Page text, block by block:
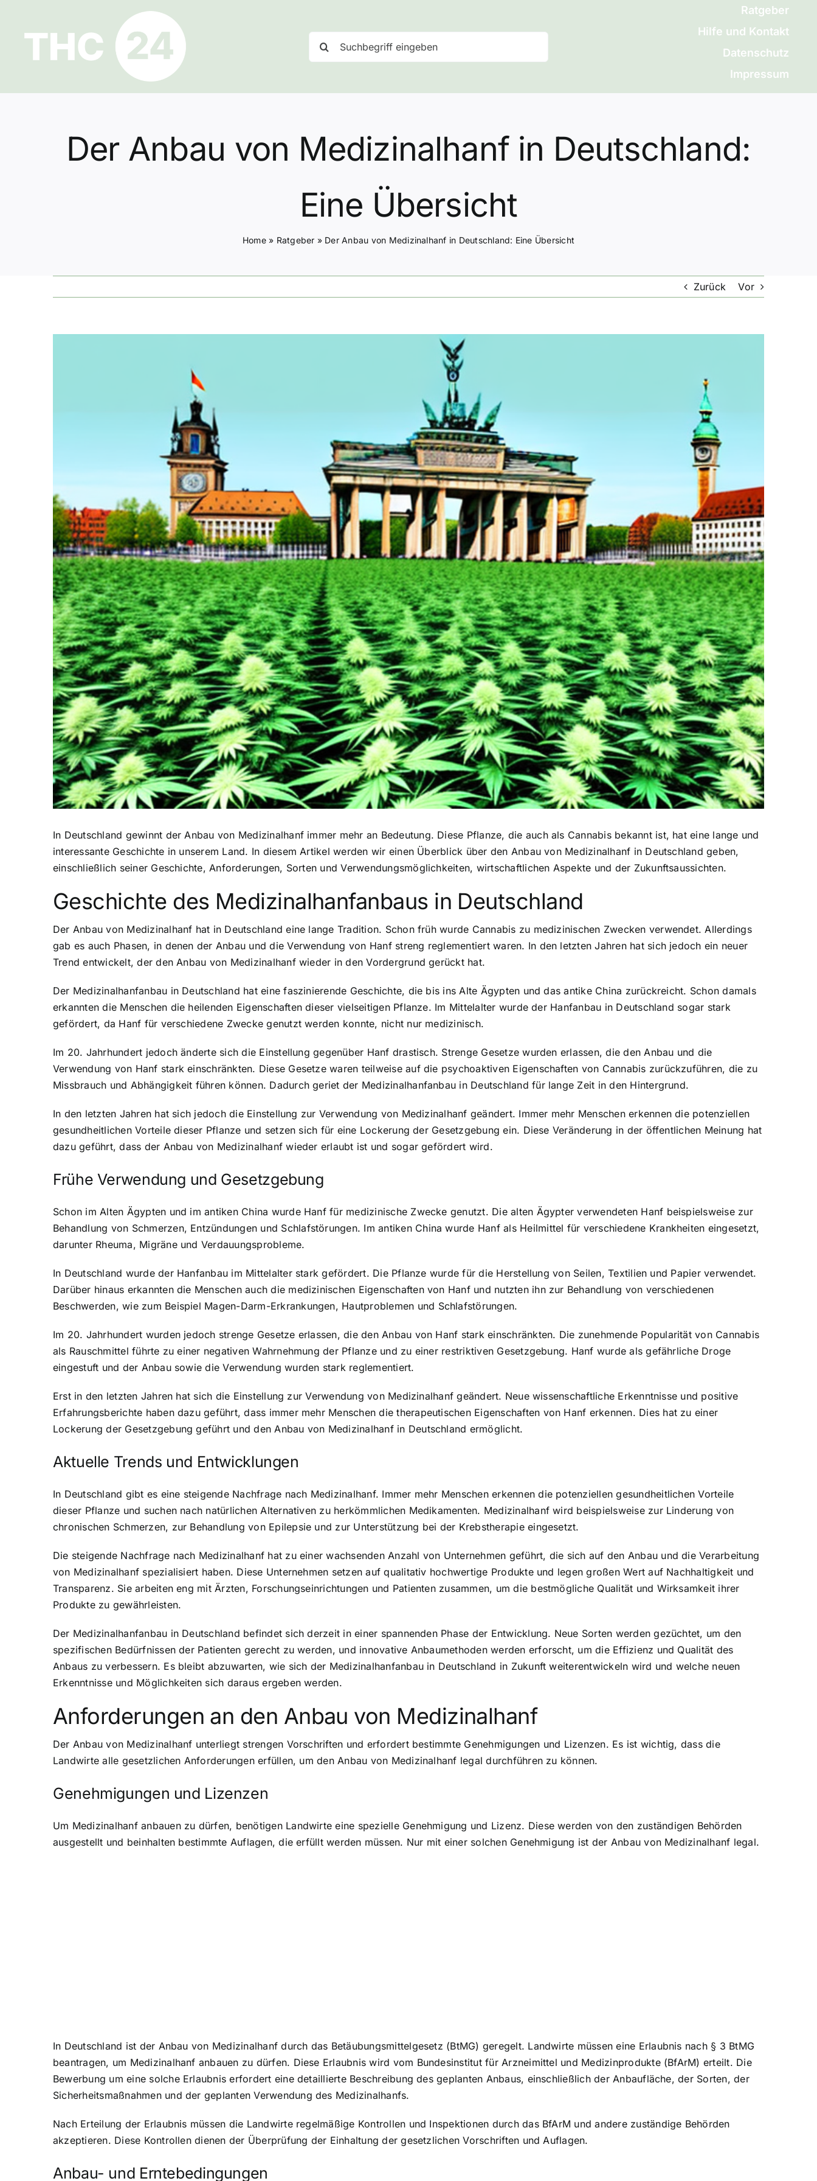
springen
nach:
Ratgeber
Hilfe und Kontakt
Datenschutz
Impressum
Der Anbau von Medizinalhanf in Deutschland:
Eine Übersicht
Home» Ratgeber » Der Anbau von Medizinalhanf in Deutschland: Eine Übersicht
Zurück Vor
In Deutschland gewinnt der Anbau von Medizinalhanf immer mehr an Bedeutung. Diese Pflanze, die auch als Cannabis bekannt ist, hat eine lange und
interessante Geschichte in unserem Land. In diesem Artikel werden wir einen Überblick über den Anbau von Medizinalhanf in Deutschland geben,
einschließlich seiner Geschichte, Anforderungen, Sorten und Verwendungsmöglichkeiten, wirtschaftlichen Aspekte und der Zukunftsaussichten.
Geschichte des Medizinalhanfanbaus in Deutschland
Der Anbau von Medizinalhanf hat in Deutschland eine lange Tradition. Schon früh wurde Cannabis zu medizinischen Zwecken verwendet. Allerdings
gab es auch Phasen, in denen der Anbau und die Verwendung von Hanf streng reglementiert waren. In den letzten Jahren hat sich jedoch ein neuer
Trend entwickelt, der den Anbau von Medizinalhanf wieder in den Vordergrund gerückt hat.
Der Medizinalhanfanbau in Deutschland hat eine faszinierende Geschichte, die bis ins Alte Ägypten und das antike China zurückreicht. Schon damals
erkannten die Menschen die heilenden Eigenschaften dieser vielseitigen Pflanze. Im Mittelalter wurde der Hanfanbau in Deutschland sogar stark
gefördert, da Hanf für verschiedene Zwecke genutzt werden konnte, nicht nur medizinisch.
Im 20. Jahrhundert jedoch änderte sich die Einstellung gegenüber Hanf drastisch. Strenge Gesetze wurden erlassen, die den Anbau und die
Verwendung von Hanf stark einschränkten. Diese Gesetze waren teilweise auf die psychoaktiven Eigenschaften von Cannabis zurückzuführen, die zu
Missbrauch und Abhängigkeit führen können. Dadurch geriet der Medizinalhanfanbau in Deutschland für lange Zeit in den Hintergrund.
In den letzten Jahren hat sich jedoch die Einstellung zur Verwendung von Medizinalhanf geändert. Immer mehr Menschen erkennen die potenziellen
gesundheitlichen Vorteile dieser Pflanze und setzen sich für eine Lockerung der Gesetzgebung ein. Diese Veränderung in der öffentlichen Meinung hat
dazu geführt, dass der Anbau von Medizinalhanf wieder erlaubt ist und sogar gefördert wird.
Frühe Verwendung und Gesetzgebung
Schon im Alten Ägypten und im antiken China wurde Hanf für medizinische Zwecke genutzt. Die alten Ägypter verwendeten Hanf beispielsweise zur
Behandlung von Schmerzen, Entzündungen und Schlafstörungen. Im antiken China wurde Hanf als Heilmittel für verschiedene Krankheiten eingesetzt,
darunter Rheuma, Migräne und Verdauungsprobleme.
In Deutschland wurde der Hanfanbau im Mittelalter stark gefördert. Die Pflanze wurde für die Herstellung von Seilen, Textilien und Papier verwendet.
Darüber hinaus erkannten die Menschen auch die medizinischen Eigenschaften von Hanf und nutzten ihn zur Behandlung von verschiedenen
Beschwerden, wie zum Beispiel Magen-Darm-Erkrankungen, Hautproblemen und Schlafstörungen.
Im 20. Jahrhundert wurden jedoch strenge Gesetze erlassen, die den Anbau von Hanf stark einschränkten. Die zunehmende Popularität von Cannabis
als Rauschmittel führte zu einer negativen Wahrnehmung der Pflanze und zu einer restriktiven Gesetzgebung. Hanf wurde als gefährliche Droge
eingestuft und der Anbau sowie die Verwendung wurden stark reglementiert.
Erst in den letzten Jahren hat sich die Einstellung zur Verwendung von Medizinalhanf geändert. Neue wissenschaftliche Erkenntnisse und positive
Erfahrungsberichte haben dazu geführt, dass immer mehr Menschen die therapeutischen Eigenschaften von Hanf erkennen. Dies hat zu einer
Lockerung der Gesetzgebung geführt und den Anbau von Medizinalhanf in Deutschland ermöglicht.
Aktuelle Trends und Entwicklungen
In Deutschland gibt es eine steigende Nachfrage nach Medizinalhanf. Immer mehr Menschen erkennen die potenziellen gesundheitlichen Vorteile
dieser Pflanze und suchen nach natürlichen Alternativen zu herkömmlichen Medikamenten. Medizinalhanf wird beispielsweise zur Linderung von
chronischen Schmerzen, zur Behandlung von Epilepsie und zur Unterstützung bei der Krebstherapie eingesetzt.
Die steigende Nachfrage nach Medizinalhanf hat zu einer wachsenden Anzahl von Unternehmen geführt, die sich auf den Anbau und die Verarbeitung
von Medizinalhanf spezialisiert haben. Diese Unternehmen setzen auf qualitativ hochwertige Produkte und legen großen Wert auf Nachhaltigkeit und
Transparenz. Sie arbeiten eng mit Ärzten, Forschungseinrichtungen und Patienten zusammen, um die bestmögliche Qualität und Wirksamkeit ihrer
Produkte zu gewährleisten.
Der Medizinalhanfanbau in Deutschland befindet sich derzeit in einer spannenden Phase der Entwicklung. Neue Sorten werden gezüchtet, um den
spezifischen Bedürfnissen der Patienten gerecht zu werden, und innovative Anbaumethoden werden erforscht, um die Effizienz und Qualität des
Anbaus zu verbessern. Es bleibt abzuwarten, wie sich der Medizinalhanfanbau in Deutschland in Zukunft weiterentwickeln wird und welche neuen
Erkenntnisse und Möglichkeiten sich daraus ergeben werden.
Anforderungen an den Anbau von Medizinalhanf
Der Anbau von Medizinalhanf unterliegt strengen Vorschriften und erfordert bestimmte Genehmigungen und Lizenzen. Es ist wichtig, dass die
Landwirte alle gesetzlichen Anforderungen erfüllen, um den Anbau von Medizinalhanf legal durchführen zu können.
Genehmigungen und Lizenzen
Um Medizinalhanf anbauen zu dürfen, benötigen Landwirte eine spezielle Genehmigung und Lizenz. Diese werden von den zuständigen Behörden
ausgestellt und beinhalten bestimmte Auflagen, die erfüllt werden müssen. Nur mit einer solchen Genehmigung ist der Anbau von Medizinalhanf legal.
In Deutschland ist der Anbau von Medizinalhanf durch das Betäubungsmittelgesetz (BtMG) geregelt. Landwirte müssen eine Erlaubnis nach § 3 BtMG
beantragen, um Medizinalhanf anbauen zu dürfen. Diese Erlaubnis wird vom Bundesinstitut für Arzneimittel und Medizinprodukte (BfArM) erteilt. Die
Bewerbung um eine solche Erlaubnis erfordert eine detaillierte Beschreibung des geplanten Anbaus, einschließlich der Anbaufläche, der Sorten, der
Sicherheitsmaßnahmen und der geplanten Verwendung des Medizinalhanfs.
Nach Erteilung der Erlaubnis müssen die Landwirte regelmäßige Kontrollen und Inspektionen durch das BfArM und andere zuständige Behörden
akzeptieren. Diese Kontrollen dienen der Überprüfung der Einhaltung der gesetzlichen Vorschriften und Auflagen.
Anbau- und Erntebedingungen